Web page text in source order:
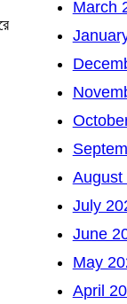
March
August
July
June
May
April